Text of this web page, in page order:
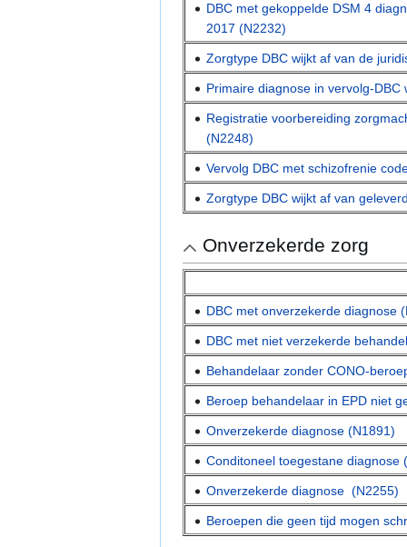
DBC met gekoppelde DSM 4
2017 (N2232)
Zorgtype DBC wijkt af van de
Primaire diagnose in vervolg-
Registratie voorbereiding
(N2248)
Vervolg DBC met schizofrenie
Zorgtype DBC wijkt af van
Onverzekerde zorg
DBC met onverzekerde diagnose
DBC met niet verzekerde
Behandelaar zonder CONO-
Beroep behandelaar in EPD niet
Onverzekerde diagnose (N1891)
Conditoneel toegestane diagnose
Onverzekerde diagnose (N2255)
Beroepen die geen tijd mogen